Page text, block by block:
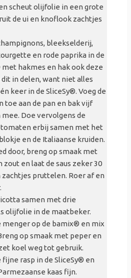
scheut olijfolie in een grote
de ui en knoflook zachtjes
bleekselderij,
en rode paprika in de
hakmes en hak ook deze
dit in delen, want niet alles
keer in de SliceSy®. Voeg de
toe aan de pan en bak vijf
Doe vervolgens de
erbij samen met het
en de Italiaanse kruiden.
door, breng op smaak met
zout en laat de saus zeker 30
pruttelen. Roer af en
samen met drie
olijfolie in de maatbeker.
menger op de bamix® en mix
op smaak met peper en
koel weg tot gebruik.
fijne rasp in de SliceSy® en
kaas fijn.